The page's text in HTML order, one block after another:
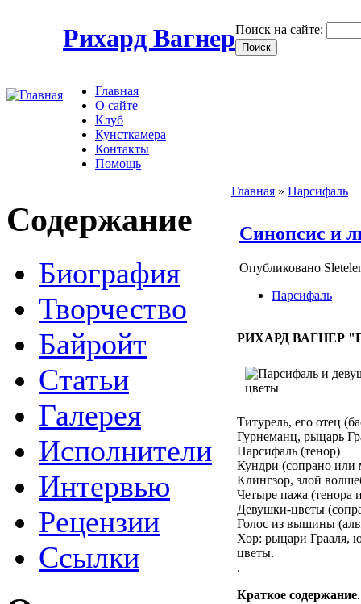
Рихард ВагнерПоиск на сайте:
Главная
О сайте
Клуб
Кунсткамера
Контакты
Помощь
Содержание
Биография
Творчество
Байройт
Статьи
Галерея
Исполнители
Интервью
Рецензии
Ссылки
Главная » Парсифаль
Синопсис и
Опубликовано
Парсифаль
РИХАРД ВАГНЕР
Титурель, его отец
Гурнеманц, рыцарь
Парсифаль (тенор)
Кундри (сопрано или
Клингзор, злой
Четыре пажа (тенора
Девушки-цветы
Голос из вышины
Хор: рыцари Грааля,
цветы.
.
Краткое содержание.